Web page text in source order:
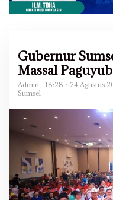
Gubernur
Massal
Admin
18:28 - 24 Agustus
Sumsel